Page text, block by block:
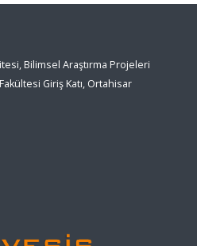
Bilimsel Araştırma Projeleri
Giriş Katı, Ortahisar